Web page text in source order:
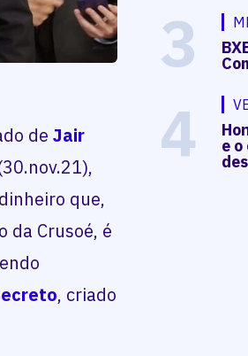
deJair
que,
da Crusoé, é
, criado
3
4 e